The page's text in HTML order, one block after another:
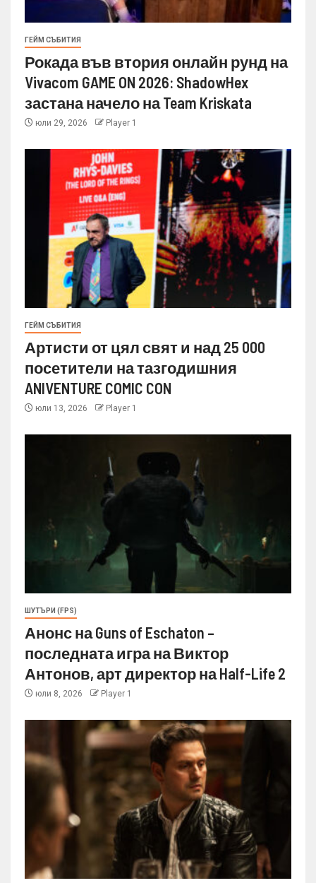
ГЕЙМ СЪБИТИЯ
Рокада във втория онлайн рунд на
Vivacom GAME ON 2026: ShadowHex
застана начело на Team Kriskata
юли 29, 2026 Player 1
ГЕЙМ СЪБИТИЯ
Артисти от цял свят и над 25 000
посетители на тазгодишния
ANIVENTURE COMIC CON
юли 13, 2026 Player 1
ШУТЪРИ (FPS)
Анонс на Guns of Eschaton –
последната игра на Виктор
Антонов, арт директор на Half-Life 2
юли 8, 2026 Player 1